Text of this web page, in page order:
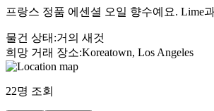
프랑스 정품 에센셜 오일 향수예요. Lime
물건 상태 :거의 새것
희망 거래 장소:Koreatown, Los Angeles
22명 조회